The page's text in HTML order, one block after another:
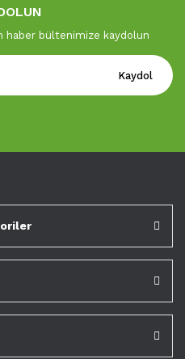
haber bültenimize kaydolun
Kaydol